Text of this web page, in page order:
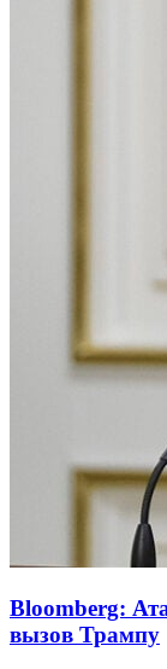
Bloomberg:
вызов Трампу